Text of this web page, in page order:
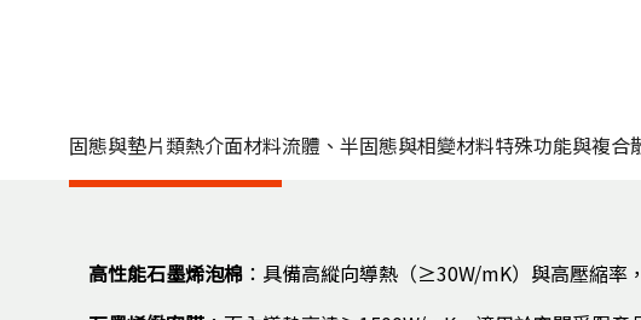
固態與墊片類熱介面材料流體、半固態與相變材料特殊功能與複合
高性能石墨烯泡棉：具備高縱向導熱（≥30W/mK）與高壓縮率